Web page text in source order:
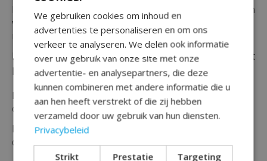
Bovendien kun je deze leeftijd cake toppers gebruiken
voor een taart , cake of cupcakes maar is natuurlijk
naar eigen wens in te vullen.
Deze glinsterende blauw kleurige toppers zijn verpakt
per 12 stuks.
Kijk ook gerust eens bij onze andere 1 jaar artikelen
om deze mijlpaal te vieren.
Maak jouw feest compleet en bestel vandaag nog
deze caketopper bij Rainbow Feestshop!
We gebruiken cookies om inhoud en
advertenties te personaliseren en om ons
verkeer te analyseren. We delen ook informatie
over uw gebruik van onze site met onze
advertentie- en analysepartners, die deze
kunnen combineren met andere informatie die u
aan hen heeft verstrekt of die zij hebben
verzameld door uw gebruik van hun diensten.
Privacybeleid
Strikt
Prestatie Targeting